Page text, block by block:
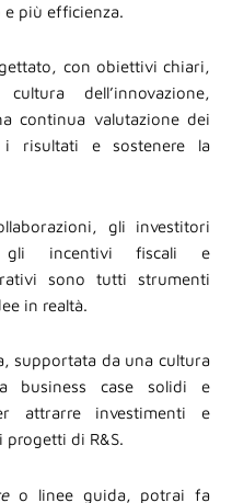
più efficienza.
con obiettivi chiari,
dell’innovazione,
continua valutazione dei
i risultati e sostenere la
gli investitori
gli incentivi fiscali e
sono tutti strumenti
in realtà.
supportata da una cultura
business case solidi e
attrarre investimenti e
di R&S.
o linee guida, potrai fa